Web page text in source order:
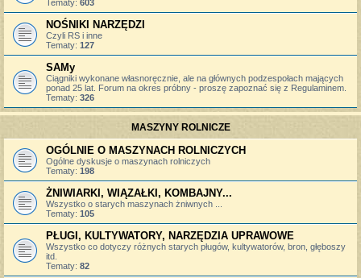
Tematy: 603
NOŚNIKI NARZĘDZI
Czyli RS i inne
Tematy: 127
SAMy
Ciągniki wykonane własnoręcznie, ale na głównych podzespołach mających
ponad 25 lat. Forum na okres próbny - proszę zapoznać się z Regulaminem.
Tematy: 326
MASZYNY ROLNICZE
OGÓLNIE O MASZYNACH ROLNICZYCH
Ogólne dyskusje o maszynach rolniczych
Tematy: 198
ŻNIWIARKI, WIĄZAŁKI, KOMBAJNY...
Wszystko o starych maszynach żniwnych ...
Tematy: 105
PŁUGI, KULTYWATORY, NARZĘDZIA UPRAWOWE
Wszystko co dotyczy różnych starych pługów, kultywatorów, bron, głęboszy
itd.
Tematy: 82